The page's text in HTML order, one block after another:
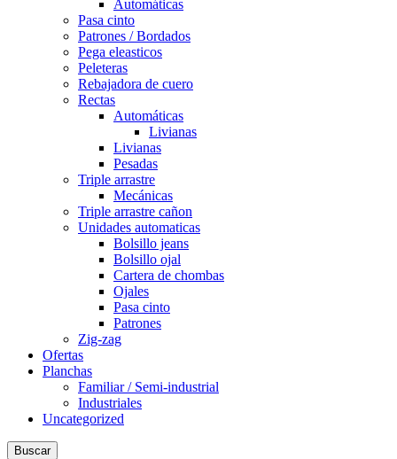
Automáticas
Pasa cinto
Patrones / Bordados
Pega eleasticos
Peleteras
Rebajadora de cuero
Rectas
Automáticas
Livianas
Livianas
Pesadas
Triple arrastre
Mecánicas
Triple arrastre cañon
Unidades automaticas
Bolsillo jeans
Bolsillo ojal
Cartera de chombas
Ojales
Pasa cinto
Patrones
Zig-zag
Ofertas
Planchas
Familiar / Semi-industrial
Industriales
Uncategorized
Buscar